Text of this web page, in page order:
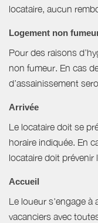
locataire, aucun
Logement non
Pour des raisons
non fumeur. En cas
d’assainissement
Arrivée
Le locataire doit se
horaire indiquée. En
locataire doit prévenir
Accueil
Le loueur s'engage à
vacanciers avec